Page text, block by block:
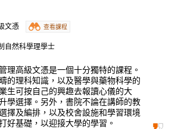
文憑
查看課程
自然科學理學士
理高級文憑是一個十分獨特的課程。
的理科知識，以及醫學與藥物科學的
生可按自己的興趣去報讀心儀的大
學選擇。另外，書院不論在講師的教
擇及編排，以及校舍設施和學習環境
好基礎，以迎接大學的學習。